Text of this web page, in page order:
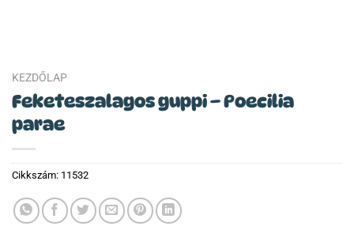
KEZDŐLAP
Feketeszalagos guppi – Poecilia
parae
Cikkszám: 11532